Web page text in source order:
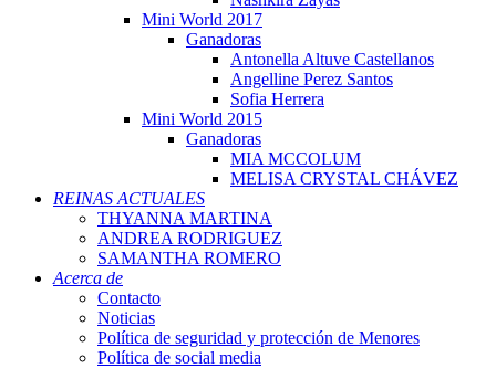
Mini World 2017
Ganadoras
Antonella Altuve Castellanos
Angelline Perez Santos
Sofia Herrera
Mini World 2015
Ganadoras
MIA MCCOLUM
MELISA CRYSTAL CHÁVEZ
REINAS ACTUALES
THYANNA MARTINA
ANDREA RODRIGUEZ
SAMANTHA ROMERO
Acerca de
Contacto
Noticias
Política de seguridad y protección de Menores
Política de social media